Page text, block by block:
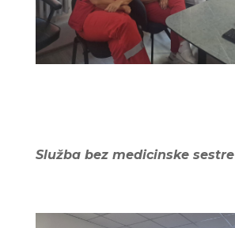
Služba bez medicinske sestre